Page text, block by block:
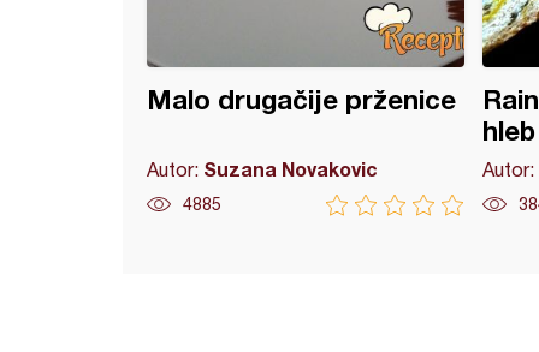
Malo drugačije prženice
Autor: Suzana Novakovic
4885
hleb
Autor: